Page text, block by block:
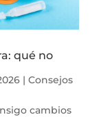
qué no
| Consejos
cambios